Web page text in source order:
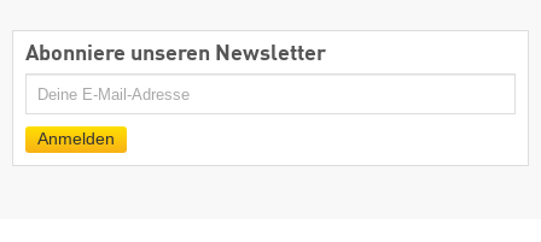
Abonniere unseren Newsletter
E-
Anmelden